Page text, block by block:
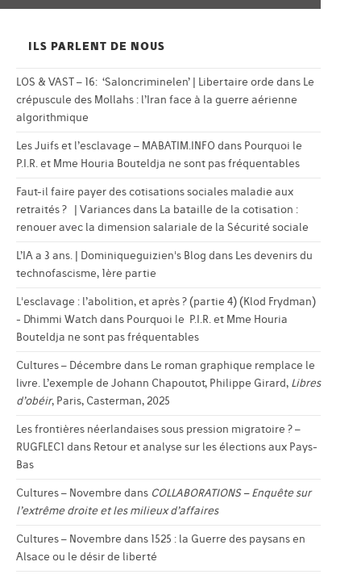
ILS PARLENT DE NOUS
LOS & VAST – 16: ‘Saloncriminelen’ | Libertaire orde dans Le
crépuscule des Mollahs : l’Iran face à la guerre aérienne
algorithmique
Les Juifs et l’esclavage – MABATIM.INFO dans Pourquoi le
P.I.R. et Mme Houria Bouteldja ne sont pas fréquentables
Faut-il faire payer des cotisations sociales maladie aux
retraités ? | Variancesdans La bataille de la cotisation :
renouer avec la dimension salariale de la Sécurité sociale
L’IA a 3 ans. | Dominiqueguizien's Blog dans Les devenirs du
technofascisme, 1ère partie
L'esclavage : l’abolition, et après ? (partie 4) (Klod Frydman)
- Dhimmi Watch dans Pourquoi le P.I.R. et Mme Houria
Bouteldja ne sont pas fréquentables
Cultures – Décembre dans Le roman graphique remplace le
livre. L’exemple de Johann Chapoutot, Philippe Girard, Libres
d’obéir, Paris, Casterman, 2025
Les frontières néerlandaises sous pression migratoire ? –
RUGFLEC1 dans Retour et analyse sur les élections aux Pays-
Bas
Cultures – Novembre dans COLLABORATIONS – Enquête sur
l’extrême droite et les milieux d’affaires
Cultures – Novembre dans 1525 : la Guerre des paysans en
Alsace ou le désir de liberté